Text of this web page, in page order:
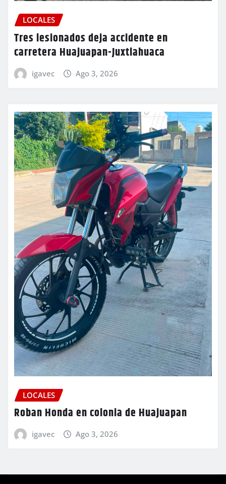
LOCALES
Tres lesionados deja accidente en
carretera Huajuapan-Juxtlahuaca
igavec Ago 3, 2026
LOCALES
Roban Honda en colonia de Huajuapan
igavec Ago 3, 2026